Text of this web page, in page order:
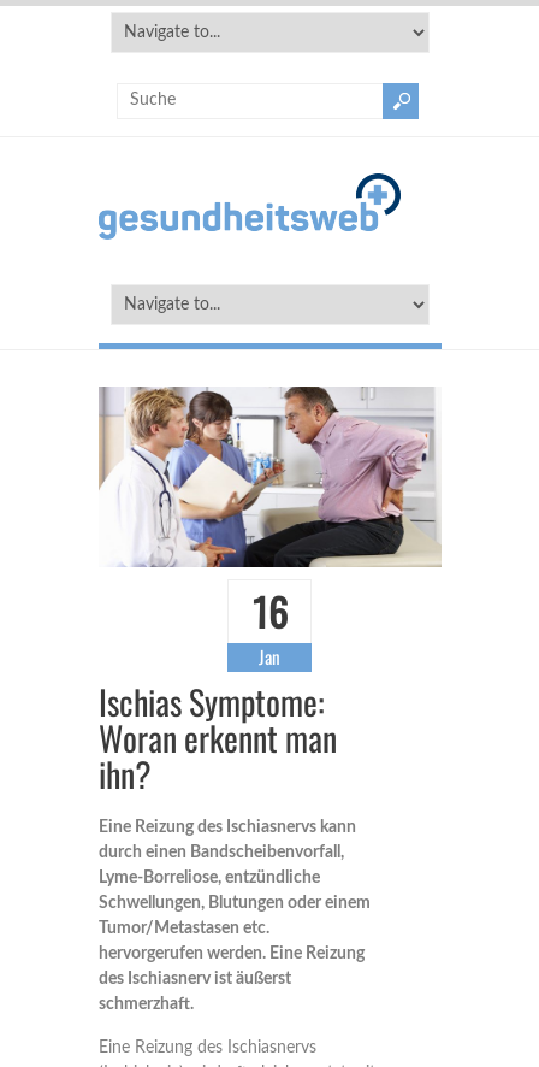
16
Jan
Ischias Symptome:
Woran erkennt man
ihn?
Eine Reizung des Ischiasnervs kann
durch einen Bandscheibenvorfall,
Lyme-Borreliose, entzündliche
Schwellungen, Blutungen oder einem
Tumor/Metastasen etc.
hervorgerufen werden. Eine Reizung
des Ischiasnerv ist äußerst
schmerzhaft.
Eine Reizung des Ischiasnervs